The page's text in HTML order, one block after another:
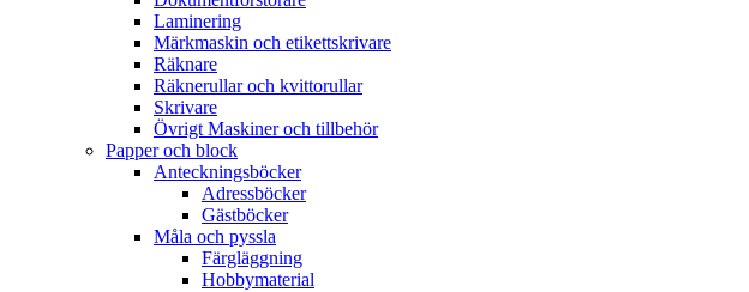
Laminering
Märkmaskin och etikettskrivare
Räknare
Räknerullar och kvittorullar
Skrivare
Övrigt Maskiner och tillbehör
Papper och block
Anteckningsböcker
Adressböcker
Gästböcker
Måla och pyssla
Färgläggning
Hobbymaterial